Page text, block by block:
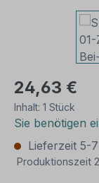
24,63 €
Inhalt: 1 Stück
Sie benötigen
Lieferzeit 5-
Produktionszeit